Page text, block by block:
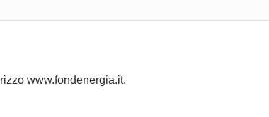
www.fondenergia.it.